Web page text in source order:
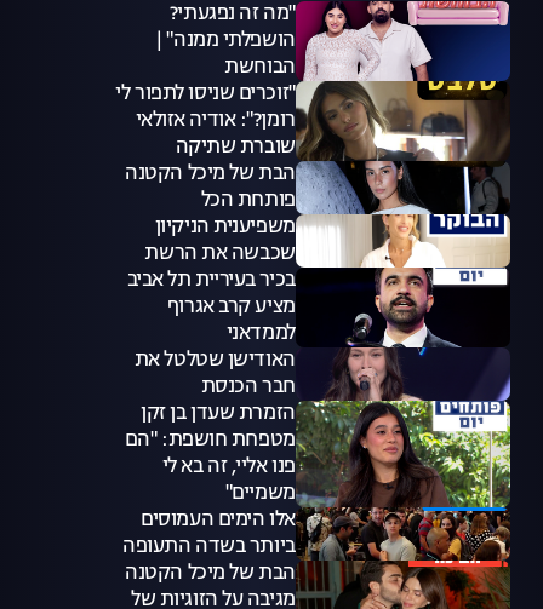
"מה זה נפגעתי?
הושפלתי ממנה" |
הבוחשת
"זוכרים שניסו לתפור לי
רומן?": אודיה אזולאי
שוברת שתיקה
הבת של מיכל הקטנה
פותחת הכל
משפיענית הניקיון
שכבשה את הרשת
בכיר בעיריית תל אביב
מציע קרב אגרוף
לממדאני
האודישן שטלטל את
חבר הכנסת
הזמרת שעדן בן זקן
מטפחת חושפת: "הם
פנו אליי, זה בא לי
משמיים"
אלו הימים העמוסים
ביותר בשדה התעופה
הבת של מיכל הקטנה
מגיבה על הזוגיות של